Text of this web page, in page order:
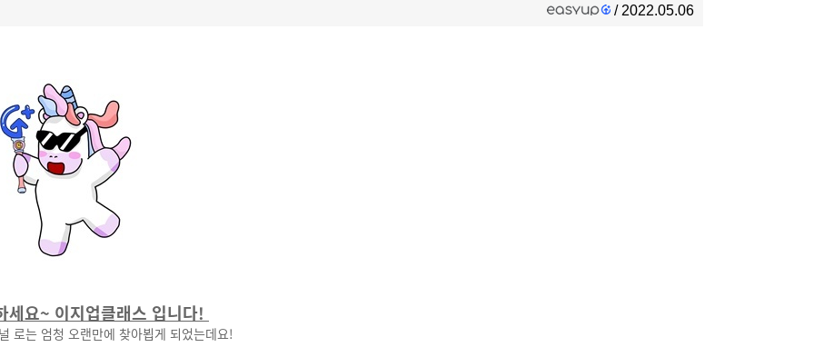
/ 2022.05.06
세요~ 이지업클래스 입니다!
로는 엄청 오랜만에 찾아뵙게 되었는데요!